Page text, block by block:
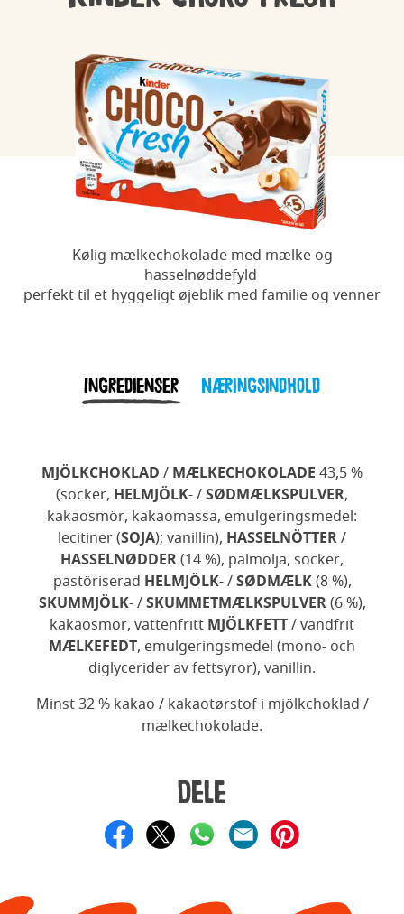
Kølig mælkechokolade med mælke og
hasselnøddefyld
perfekt til et hyggeligt øjeblik med familie og venner
Ingredienser Næringsindhold
MJÖLKCHOKLAD / MÆLKECHOKOLADE 43,5 %
(socker, HELMJÖLK- /SØDMÆLKSPULVER,
kakaosmör, kakaomassa, emulgeringsmedel:
lecitiner (SOJA); vanillin), HASSELNÖTTER/
HASSELNØDDER(14 %), palmolja, socker,
pastöriserad HELMJÖLK- /SØDMÆLK(8 %),
SKUMMJÖLK- /SKUMMETMÆLKSPULVER(6 %),
kakaosmör, vattenfritt MJÖLKFETT/ vandfrit
MÆLKEFEDT, emulgeringsmedel (mono- och
diglycerider av fettsyror), vanillin.
Minst 32 % kakao / kakaotørstof i mjölkchoklad /
mælkechokolade.
Dele